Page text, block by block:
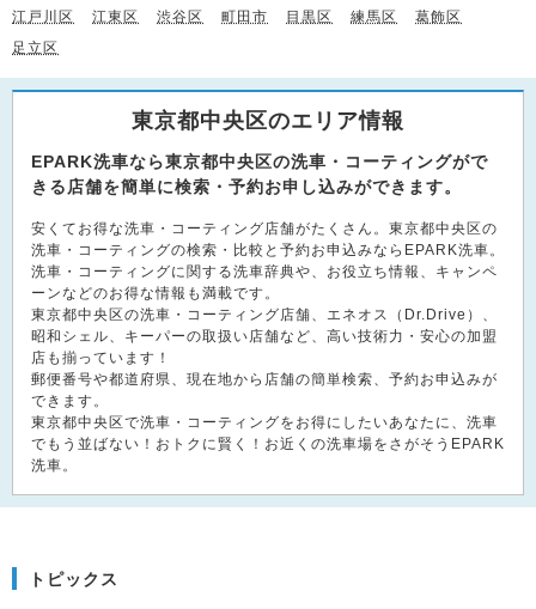
江戸川区
江東区 渋谷区 町田市 目黒区 練馬区
葛飾区
足立区
東京都中央区のエリア情報
EPARK洗車なら東京都中央区の洗車・コーティングがで
きる店舗を簡単に検索・予約お申し込みができます。
安くてお得な洗車・コーティング店舗がたくさん。東京都中央区の
洗車・コーティングの検索・比較と予約お申込みならEPARK洗車。
洗車・コーティングに関する洗車辞典や、お役立ち情報、キャンペ
ーンなどのお得な情報も満載です。
東京都中央区の洗車・コーティング店舗、エネオス（Dr.Drive）、
昭和シェル、キーパーの取扱い店舗など、高い技術力・安心の加盟
店も揃っています！
郵便番号や都道府県、現在地から店舗の簡単検索、予約お申込みが
できます。
東京都中央区で洗車・コーティングをお得にしたいあなたに、洗車
でもう並ばない！おトクに賢く！お近くの洗車場をさがそうEPARK
洗車。
トピックス